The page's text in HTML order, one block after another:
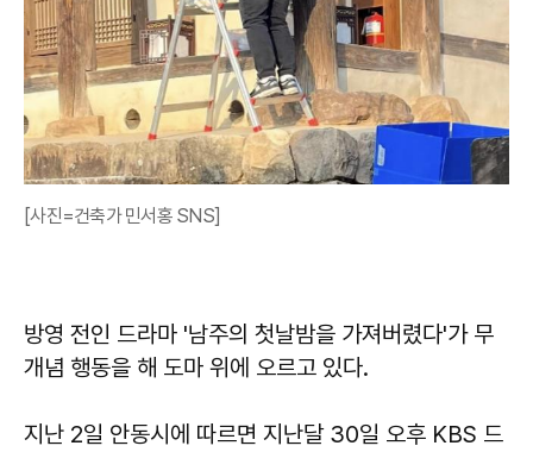
[사진=건축가 민서홍 SNS]
방영 전인 드라마 '남주의 첫날밤을 가져버렸다'가 무
개념 행동을 해 도마 위에 오르고 있다.
지난 2일 안동시에 따르면 지난달 30일 오후 KBS 드